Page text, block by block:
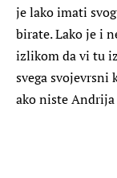
je lako imati
birate. Lako je i
izlikom da vi tu
svega svojevrsni
ako niste Andrija